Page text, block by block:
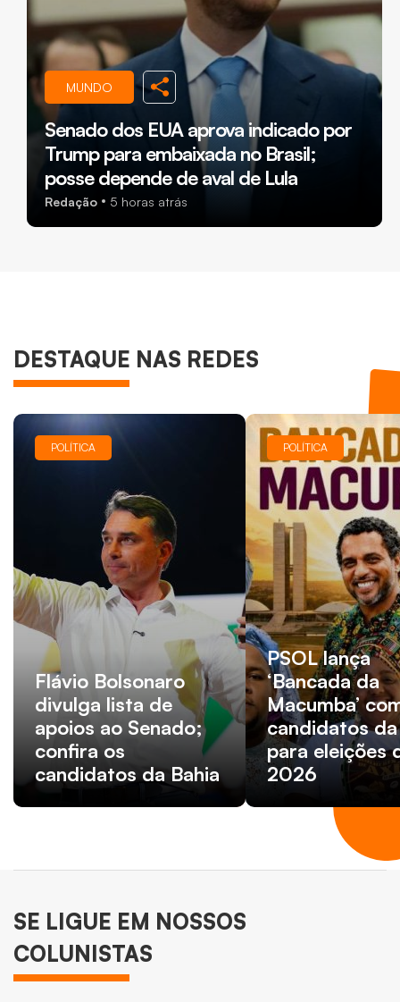
MUNDO
Senado dos EUA aprova indicado por
Trump para embaixada no Brasil;
posse depende de aval de Lula
Redação 5 horas atrás
DESTAQUE NAS REDES
POLÍTICA
Flávio Bolsonaro
divulga lista de
apoios ao Senado;
confira os
candidatos da Bahia
POLÍTICA
PSOL lança
‘Bancada da
Macumba’
candidatos da
para eleições
2026
SE LIGUE EM NOSSOS
COLUNISTAS